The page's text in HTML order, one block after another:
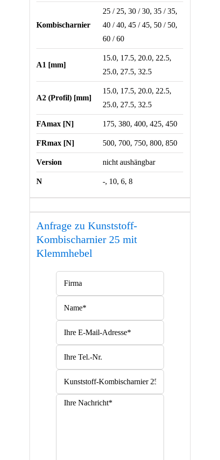
Kombischarnier
25 / 25, 30 / 30, 35 / 35,
40 / 40, 45 / 45, 50 / 50,
60 / 60
A1 [mm]
15.0, 17.5, 20.0, 22.5,
25.0, 27.5, 32.5
A2 (Profil) [mm]
15.0, 17.5, 20.0, 22.5,
25.0, 27.5, 32.5
FAmax [N] 175, 380, 400, 425, 450
FRmax [N] 500, 700, 750, 800, 850
Version nicht aushängbar
N -, 10, 6, 8
Anfrage zu Kunststoff-
Kombischarnier 25 mit
Klemmhebel